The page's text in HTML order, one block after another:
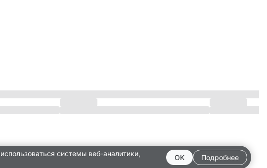
системы веб-аналитики,
OK Подробнее